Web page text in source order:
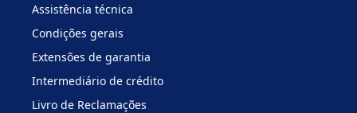
Assistência técnica
Condições gerais
Extensões de garantia
Intermediário de crédito
Livro de Reclamações